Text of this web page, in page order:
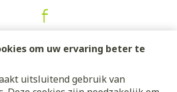
om uw ervaring beter te
uitsluitend gebruik van